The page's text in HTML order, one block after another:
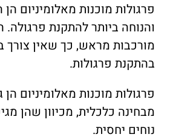
פרגולות מוכנות מאלומיניום
והנוחה ביותר להתקנת פרגולה.
מורכבות מראש, כך שאין צורך
בהתקנת פרגולות.
פרגולות מוכנות מאלומיניום הן
מבחינה כלכלית, מכיוון שהן
נוחים יחסית.